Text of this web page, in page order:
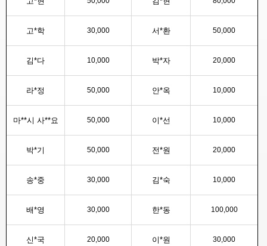
고*학 30,000 서*환 50,000
김*다 10,000 박*자 20,000
라*정 50,000 안*옥 10,000
마**시 사**요 50,000 이*선 10,000
박*기 50,000 전*원 20,000
송*중 30,000 김*숙 10,000
배*영 30,000 한*동 100,000
신*국 20,000 이*원 30,000